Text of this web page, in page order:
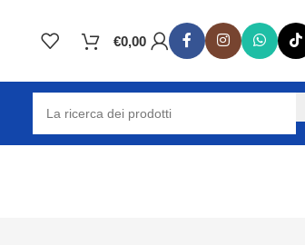
€0,00